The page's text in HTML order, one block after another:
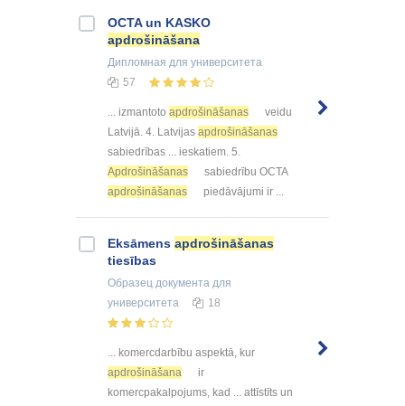
OCTA un KASKO
apdrošināšana
Дипломная для университета
57
... izmantoto apdrošināšanas
veidu
Latvijā. 4. Latvijas apdrošināšanas
sabiedrības ... ieskatiem. 5.
Apdrošināšanas
sabiedrību OCTA
apdrošināšanas
piedāvājumi ir ...
Eksāmens apdrošināšanas
tiesības
Образец документа для
университета
18
... komercdarbību aspektā, kur
apdrošināšana
ir
komercpakalpojums, kad ... attīstīts un